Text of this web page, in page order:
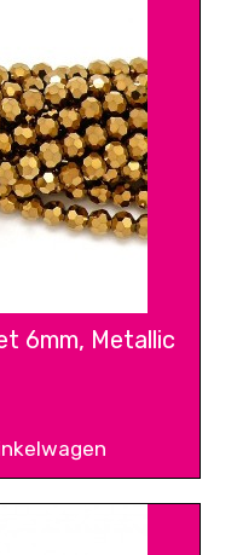
6mm, Metallic